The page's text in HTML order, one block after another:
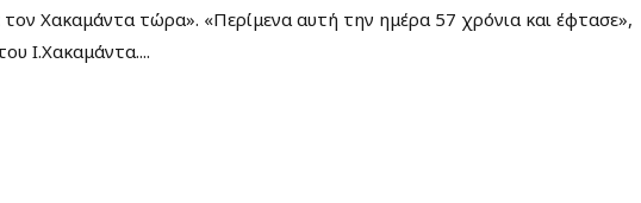
Χακαμάντα τώρα». «Περίμενα αυτή την ημέρα 57 χρόνια και έφτασε»,
Ι.Χακαμάντα....